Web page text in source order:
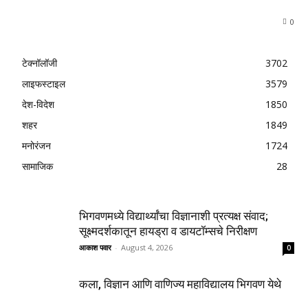
0
टेक्नॉलॉजी
3702
लाइफस्टाइल
3579
देश-विदेश
1850
शहर
1849
मनोरंजन
1724
सामाजिक
28
भिगवणमध्ये विद्यार्थ्यांचा विज्ञानाशी प्रत्यक्ष संवाद;
सूक्ष्मदर्शकातून हायड्रा व डायटॉम्सचे निरीक्षण
आकाश पवार - August 4, 2026 0
कला, विज्ञान आणि वाणिज्य महाविद्यालय भिगवण येथे